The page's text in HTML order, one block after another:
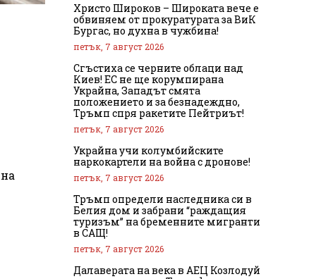
Христо Широков – Широката вече е
обвиняем от прокуратурата за ВиК
Бургас, но духна в чужбина!
петък, 7 август 2026
Сгъстиха се черните облаци над
Киев! ЕС не ще корумпирана
Украйна, Западът смята
положението и за безнадеждно,
Тръмп спря ракетите Пейтриът!
петък, 7 август 2026
Украйна учи колумбийските
наркокартели на война с дронове!
петък, 7 август 2026
Тръмп определи наследника си в
Белия дом и забрани “раждащия
туризъм” на бременните мигранти
в САЩ!
петък, 7 август 2026
Далаверата на века в АЕЦ Козлодуй